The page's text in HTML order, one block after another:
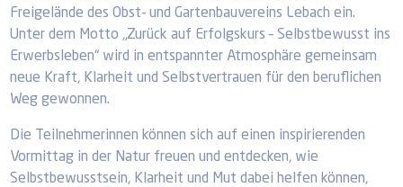
Freigelände des Obst- und Gartenbauvereins Lebach ein.
Unter dem Motto „Zurück auf Erfolgskurs – Selbstbewusst ins
Erwerbsleben“ wird in entspannter Atmosphäre gemeinsam
neue Kraft, Klarheit und Selbstvertrauen für den beruflichen
Weg gewonnen.
Die Teilnehmerinnen können sich auf einen inspirierenden
Vormittag in der Natur freuen und entdecken, wie
Selbstbewusstsein, Klarheit und Mut dabei helfen können,